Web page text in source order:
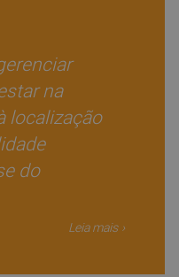
na
localização
do
Leia mais